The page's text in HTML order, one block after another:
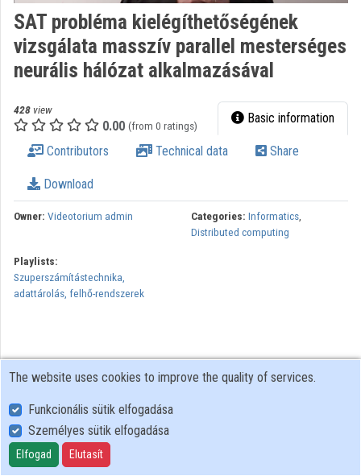
Organization discovery
Categories
Organization playlists
Organizations
Contributors
SAT probléma kielégíthetőségének
vizsgálata masszív parallel mesterséges
neurális hálózat alkalmazásával
428 view
0.00 (from 0 ratings) Basic information
Contributors Technical data Share
Download
Owner: Videotorium admin Categories: Informatics,
Distributed computing
Playlists:
Szuperszámítástechnika,
adattárolás, felhő-rendszerek
User Policy
Adatkezelési tájékoztató (en)
Cookie Policy
The website uses cookies to improve the quality of services.
Funkcionális sütik elfogadása
Személyes sütik elfogadása
Elfogad Elutasít